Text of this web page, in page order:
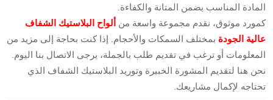
المادة المناسب يضمن المتانة والكفاءة.
كمورد موثوق، نقدم مجموعة واسعة من ألواح البلاستيك الشفاف
عالية الجودة بمختلف السمكات والأحجام. إذا كنت بحاجة إلى مزيد من
المعلومات أو ترغب في تقديم طلب بالجملة، يرجى الاتصال بنا اليوم.
نحن هنا لتقديم المشورة الخبيرة وتوريد البلاستيك الشفاف الذي
تحتاجه لإكمال مشاريعك.